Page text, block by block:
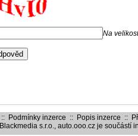
:: Podmínky inzerce :: Popis inzerce ::
Blackmedia s.r.o., auto.ooo.cz je součástí